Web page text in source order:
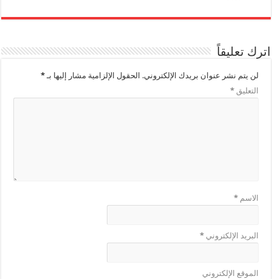
اترك تعليقاً
لن يتم نشر عنوان بريدك الإلكتروني. الحقول الإلزامية مشار إليها بـ*
التعليق*
الاسم*
البريد الإلكتروني*
الموقع الإلكتروني